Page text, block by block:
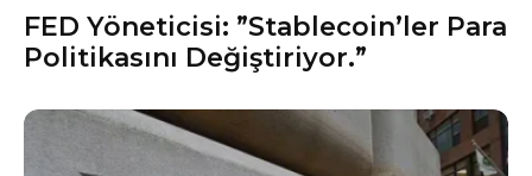
FED Yöneticisi: ”Stablecoin’ler Para
Politikasını Değiştiriyor.”